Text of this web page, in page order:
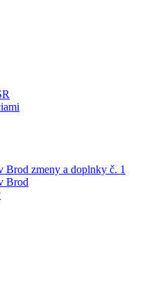
zmeny a doplnky č. 1
Brod